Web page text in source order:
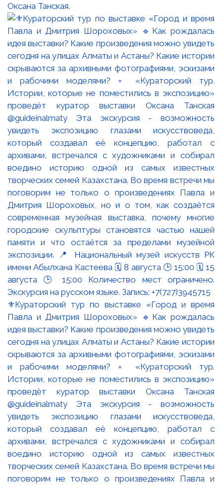
Оксана Танская.
⚜️Кураторский тур по выставке «Город и время
Павла и Дмитрия Шороховых» 🔹Как рождалась
идея выставки? Какие произведения можно увидеть
сегодня на улицах Алматы и Астаны? Какие истории
скрываются за архивными фотографиями, эскизами
и рабочими моделями? ▫️ «Кураторский тур.
Истории, которые не поместились в экспозицию»
проведёт куратор выставки Оксана Танская
@guideinalmaty Эта экскурсия - возможность
увидеть экспозицию глазами искусствоведа,
который создавал её концепцию, работал с
архивами, встречался с художниками и собирал
воедино историю одной из самых известных
творческих семей Казахстана. Во время встречи мы
поговорим не только о произведениях Павла и